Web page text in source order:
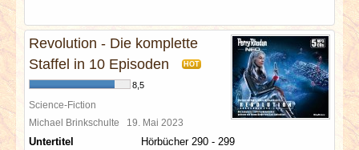
Revolution - Die komplette
Staffel in 10 Episoden
HOT
8,5
Science-Fiction
Michael Brinkschulte 19. Mai 2023
Untertitel
Hörbücher 290 - 299